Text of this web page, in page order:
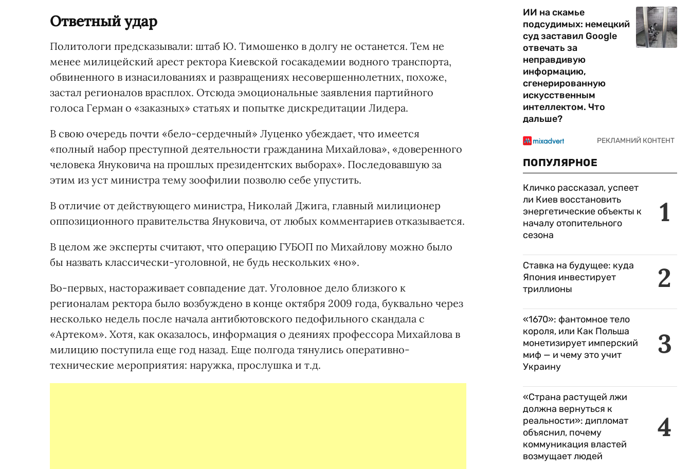
Ответный удар
Политологи предсказывали: штаб Ю. Тимошенко в долгу не останется. Тем не
менее милицейский арест ректора Киевской госакадемии водного транспорта,
обвиненного в изнасилованиях и развращениях несовершеннолетних, похоже,
застал регионалов врасплох. Отсюда эмоциональные заявления партийного
голоса Герман о «заказных» статьях и попытке дискредитации Лидера.
В свою очередь почти «бело-сердечный» Луценко убеждает, что имеется
«полный набор преступной деятельности гражданина Михайлова», «доверенного
человека Януковича на прошлых президентских выборах». Последовавшую за
этим из уст министра тему зоофилии позволю себе упустить.
В отличие от действующего министра, Николай Джига, главный милиционер
оппозиционного правительства Януковича, от любых комментариев отказывается.
В целом же эксперты считают, что операцию ГУБОП по Михайлову можно было
бы назвать классически-уголовной, не будь нескольких «но».
Во-первых, настораживает совпадение дат. Уголовное дело близкого к
регионалам ректора было возбуждено в конце октября 2009 года, буквально через
несколько недель после начала антибютовского педофильного скандала с
«Артеком». Хотя, как оказалось, информация о деяниях профессора Михайлова в
милицию поступила еще год назад. Еще полгода тянулись оперативно-
технические мероприятия: наружка, прослушка и т.д.
ИИ на скамье
подсудимых: немецкий
суд заставил Google
отвечать за
неправдивую
информацию,
сгенерированную
искусственным
интеллектом. Что
дальше?
ПОПУЛЯРНОЕ
1
Кличко рассказал, успеет
ли Киев восстановить
энергетические объекты к
началу отопительного
сезона
2
Ставка на будущее: куда
Япония инвестирует
триллионы
3
«1670»: фантомное тело
короля, или Как Польша
монетизирует имперский
миф — и чему это учит
Украину
4
«Страна растущей лжи
должна вернуться к
реальности»: дипломат
объяснил, почему
коммуникация властей
возмущает людей